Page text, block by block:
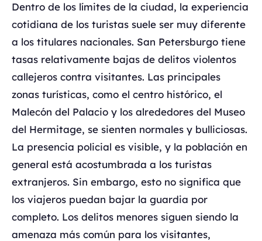
Dentro de los límites de la ciudad, la experiencia
cotidiana de los turistas suele ser muy diferente
a los titulares nacionales. San Petersburgo tiene
tasas relativamente bajas de delitos violentos
callejeros contra visitantes. Las principales
zonas turísticas, como el centro histórico, el
Malecón del Palacio y los alrededores del Museo
del Hermitage, se sienten normales y bulliciosas.
La presencia policial es visible, y la población en
general está acostumbrada a los turistas
extranjeros. Sin embargo, esto no significa que
los viajeros puedan bajar la guardia por
completo. Los delitos menores siguen siendo la
amenaza más común para los visitantes,